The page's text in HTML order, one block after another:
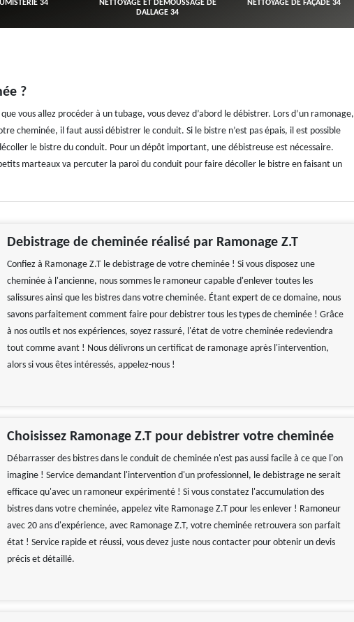
34
NETTOYAGE ET DÉMOUSSAGE DE
DALLAGE 34
NETTOYAGE DE FAÇADE 34
?
vous allez procéder à un tubage, vous devez d’abord le débistrer. Lors d’un ramonage,
cheminée, il faut aussi débistrer le conduit. Si le bistre n’est pas épais, il est possible
le bistre du conduit. Pour un dépôt important, une débistreuse est nécessaire.
marteaux va percuter la paroi du conduit pour faire décoller le bistre en faisant un
Debistrage de cheminée réalisé par Ramonage Z.T
Confiez à Ramonage Z.T le debistrage de votre cheminée ! Si vous disposez une
cheminée à l'ancienne, nous sommes le ramoneur capable d'enlever toutes les
salissures ainsi que les bistres dans votre cheminée. Étant expert de ce domaine, nous
savons parfaitement comment faire pour debistrer tous les types de cheminée ! Grâce
à nos outils et nos expériences, soyez rassuré, l'état de votre cheminée redeviendra
tout comme avant ! Nous délivrons un certificat de ramonage après l'intervention,
alors si vous êtes intéressés, appelez-nous !
Choisissez Ramonage Z.T pour debistrer votre cheminée
Débarrasser des bistres dans le conduit de cheminée n'est pas aussi facile à ce que l'on
imagine ! Service demandant l'intervention d'un professionnel, le debistrage ne serait
efficace qu'avec un ramoneur expérimenté ! Si vous constatez l'accumulation des
bistres dans votre cheminée, appelez vite Ramonage Z.T pour les enlever ! Ramoneur
avec 20 ans d'expérience, avec Ramonage Z.T, votre cheminée retrouvera son parfait
état ! Service rapide et réussi, vous devez juste nous contacter pour obtenir un devis
précis et détaillé.